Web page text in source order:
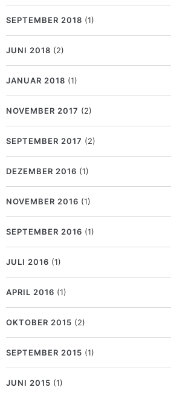
SEPTEMBER 2018 (1)
JUNI 2018 (2)
JANUAR 2018 (1)
NOVEMBER 2017 (2)
SEPTEMBER 2017 (2)
DEZEMBER 2016 (1)
NOVEMBER 2016 (1)
SEPTEMBER 2016 (1)
JULI 2016 (1)
APRIL 2016 (1)
OKTOBER 2015 (2)
SEPTEMBER 2015 (1)
JUNI 2015 (1)